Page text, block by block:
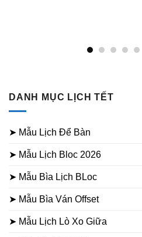
DANH MỤC LỊCH TẾT
➤ Mẫu Lịch Để Bàn
➤ Mẫu Lịch Bloc 2026
➤ Mẫu Bìa Lịch BLoc
➤ Mẫu Bìa Ván Offset
➤ Mẫu Lịch Lò Xo Giữa